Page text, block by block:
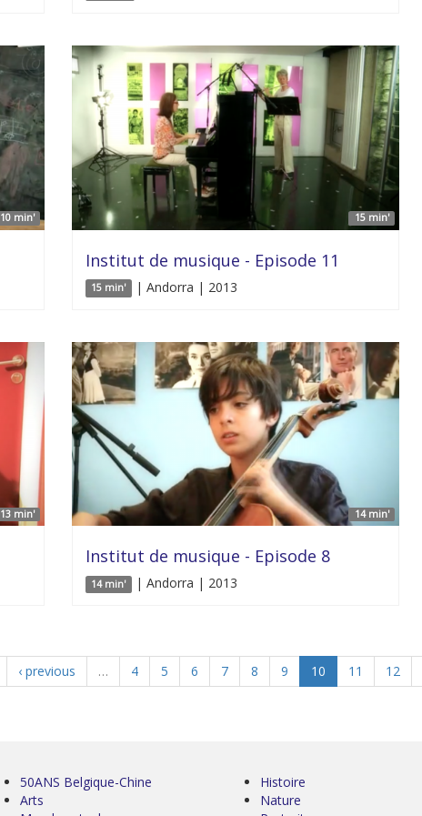
10 min' 15 min'
Institut de musique - Episode 11
15 min' | Andorra | 2013
13 min' 14 min'
Institut de musique - Episode 8
14 min' | Andorra | 2013
‹ previous … 4 5 6 7 8 9 10 11 12
50ANS Belgique-Chine
Arts
Histoire
Nature